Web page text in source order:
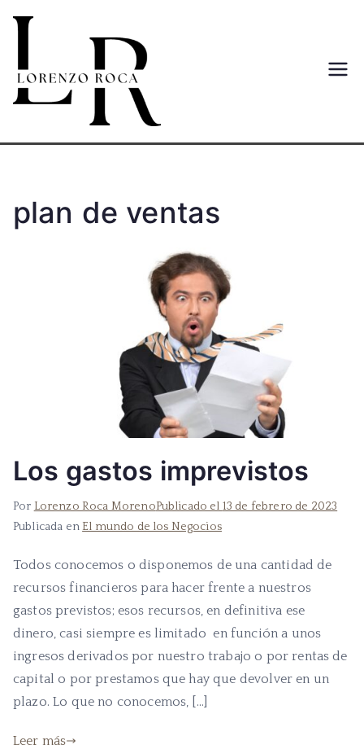
Roca
plan de ventas
Los gastos imprevistos
Por Lorenzo Roca MorenoPublicado el 13 de febrero de 2023
Publicada en El mundo de los Negocios
Todos conocemos o disponemos de una cantidad de
recursos financieros para hacer frente a nuestros
gastos previstos; esos recursos, en definitiva ese
dinero, casi siempre es limitado en función a unos
ingresos derivados por nuestro trabajo o por rentas de
capital o por prestamos que hay que devolver en un
plazo. Lo que no conocemos, […]
Leer más